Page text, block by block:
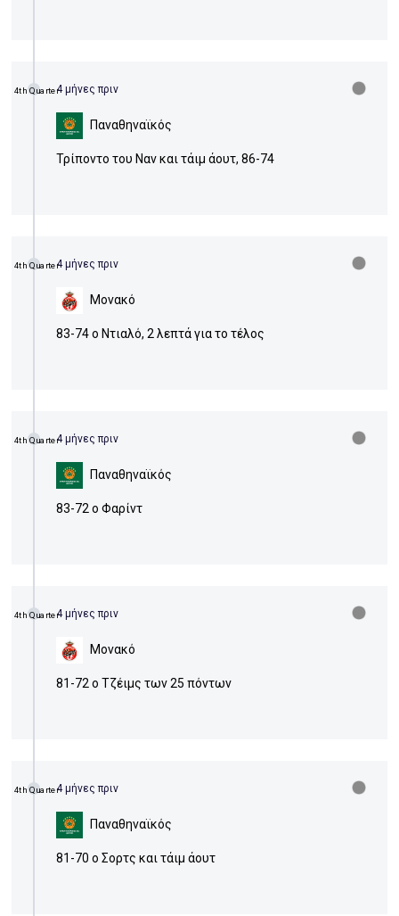
4th Quarter4 μήνες πριν
Παναθηναϊκός
Τρίποντο του Ναν και τάιμ άουτ, 86-74
4th Quarter4 μήνες πριν
Μονακό
83-74 ο Ντιαλό, 2 λεπτά για το τέλος
4th Quarter4 μήνες πριν
Παναθηναϊκός
83-72 ο Φαρίντ
4th Quarter4 μήνες πριν
Μονακό
81-72 ο Τζέιμς των 25 πόντων
4th Quarter4 μήνες πριν
Παναθηναϊκός
81-70 ο Σορτς και τάιμ άουτ